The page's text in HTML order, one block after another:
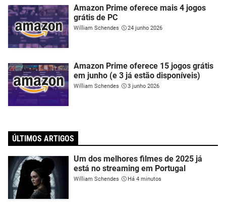
Amazon Prime oferece mais 4 jogos
grátis de PC
William Schendes 24 junho 2026
Amazon Prime oferece 15 jogos grátis
em junho (e 3 já estão disponíveis)
William Schendes 3 junho 2026
ÚLTIMOS ARTIGOS
Um dos melhores filmes de 2025 já
está no streaming em Portugal
William Schendes Há 4 minutos